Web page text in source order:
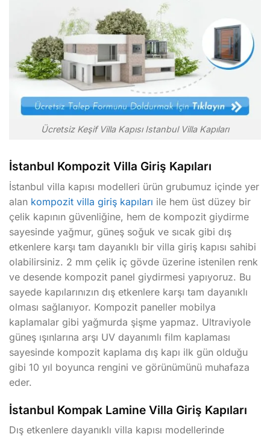
Ücretsiz Keşif Villa Kapısı Istanbul Villa Kapıları
İstanbul Kompozit Villa Giriş Kapıları
İstanbul villa kapısı modelleri ürün grubumuz içinde yer
alan kompozit villa giriş kapıları ile hem üst düzey bir
çelik kapının güvenliğine, hem de kompozit giydirme
sayesinde yağmur, güneş soğuk ve sıcak gibi dış
etkenlere karşı tam dayanıklı bir villa giriş kapısı sahibi
olabilirsiniz. 2 mm çelik iç gövde üzerine istenilen renk
ve desende kompozit panel giydirmesi yapıyoruz. Bu
sayede kapılarınızın dış etkenlere karşı tam dayanıklı
olması sağlanıyor. Kompozit paneller mobilya
kaplamalar gibi yağmurda şişme yapmaz. Ultraviyole
güneş ışınlarına arşı UV dayanımlı film kaplaması
sayesinde kompozit kaplama dış kapı ilk gün olduğu
gibi 10 yıl boyunca rengini ve görünümünü muhafaza
eder.
İstanbul Kompak Lamine Villa Giriş Kapıları
Dış etkenlere dayanıklı villa kapısı modellerinde